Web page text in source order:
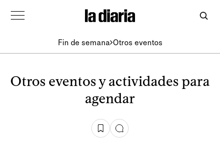
Fin de semana Otros eventos
Otros eventos y actividades para
agendar